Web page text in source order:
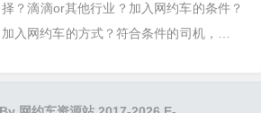
择？滴滴or其他行业？加入网约车的条件？
加入网约车的方式？符合条件的司机，该怎
车，选择什么···